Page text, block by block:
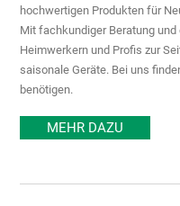
hochwertigen Produkten für
Mit fachkundiger Beratung
Heimwerkern und Profis zur
saisonale Geräte. Bei uns
benötigen.
MEHR DAZU